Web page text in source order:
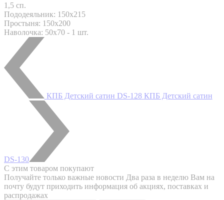
1,5 сп.
Пододеяльник: 150x215
Простыня: 150x200
Наволочка: 50x70 - 1 шт.
КПБ Детский сатин DS-128 КПБ Детский сатин
DS-130
С этим товаром покупают
Получайте только важные новости Два раза в неделю Вам на
почту будут приходить информация об акциях, поставках и
распродажах